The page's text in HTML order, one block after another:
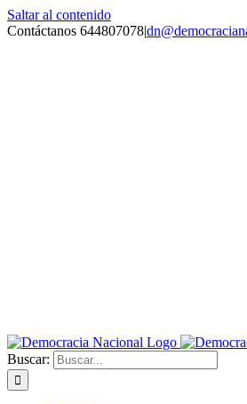
Saltar al contenido
Contáctanos 644807078|
Buscar: